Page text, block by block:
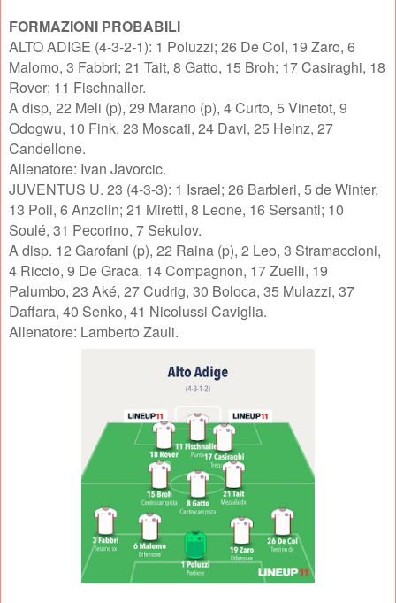
FORMAZIONI PROBABILI
ALTO ADIGE (4-3-2-1): 1 Poluzzi; 26 De Col, 19 Zaro, 6
Malomo, 3 Fabbri; 21 Tait, 8 Gatto, 15 Broh; 17 Casiraghi, 18
Rover; 11 Fischnaller.
A disp, 22 Meli (p), 29 Marano (p), 4 Curto, 5 Vinetot, 9
Odogwu, 10 Fink, 23 Moscati, 24 Davi, 25 Heinz, 27
Candellone.
Allenatore: Ivan Javorcic.
JUVENTUS U. 23 (4-3-3): 1 Israel; 26 Barbieri, 5 de Winter,
13 Poli, 6 Anzolin; 21 Miretti, 8 Leone, 16 Sersanti; 10
Soulé, 31 Pecorino, 7 Sekulov.
A disp. 12 Garofani (p), 22 Raina (p), 2 Leo, 3 Stramaccioni,
4 Riccio, 9 De Graca, 14 Compagnon, 17 Zuelli, 19
Palumbo, 23 Aké, 27 Cudrig, 30 Boloca, 35 Mulazzi, 37
Daffara, 40 Senko, 41 Nicolussi Caviglia.
Allenatore: Lamberto Zauli.